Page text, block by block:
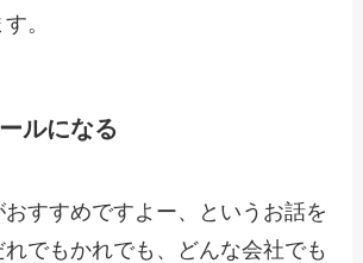
。
ルになる
すすめですよー、というお話を
れでもかれでも、どんな会社でも